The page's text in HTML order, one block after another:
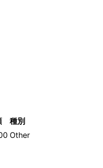
種別
Other